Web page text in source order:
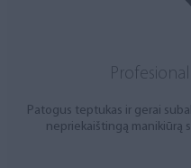
Patogus teptukas ir gerai
nepriekaištingą manikiūrą